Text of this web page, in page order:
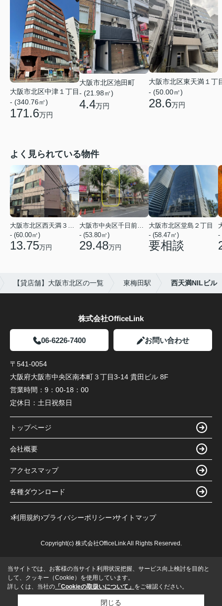
大阪市北区中津１丁目
- (340.76㎡)
171.6万円
大阪市北区池田町
- (21.98㎡)
4.4万円
大阪市北区東天満１丁
- (50.00㎡)
28.6万円
よく見られている物件
大阪市北区西天満３丁目
- (60.00㎡)
13.75万円
大阪市中央区千日前１丁目
- (53.80㎡)
29.48万円
大阪市北区堂島２丁目
- (58.47㎡)
要相談
-
【貸店舗】大阪市北区の一覧 東梅田駅 西天満NILビル
株式会社OfficeLink
06-6226-7400 お問い合わせ
〒541-0054
大阪府大阪市中央区南本町３丁目3-14 貴田ビル 8F
営業時間： 9：00-18：00
定休日： 土日祝祭日
トップページ
会社概要
アクセスマップ
各種ダウンロード
利用規約 プライバシーポリシー サイトマップ
Copyright(c) 株式会社OfficeLink All Rights Reserved.
当サイトでは、お客様の当サイト利用状況把握、サービス向上検討を目的と
して、クッキー（Cookie）を使用しています。
詳しくは、当社の 「Cookieの取扱いについて」 をご確認ください。
閉じる